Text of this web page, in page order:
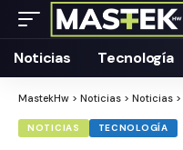
Noticias Tecnología
MastekHw > Noticias > Noticias >
NOTICIAS TECNOLOGÍA